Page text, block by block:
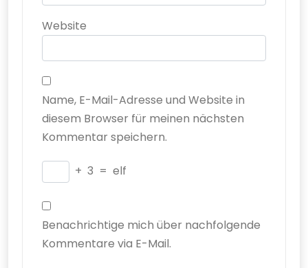
Website
Name, E-Mail-Adresse und Website in
diesem Browser für meinen nächsten
Kommentar speichern.
+ 3 = elf
Benachrichtige mich über nachfolgende
Kommentare via E-Mail.